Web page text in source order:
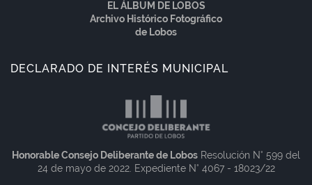
EL ÁLBUM DE LOBOS
Archivo Histórico Fotográfico
de Lobos
DECLARADO DE INTERÉS MUNICIPAL
Honorable Consejo Deliberante de Lobos Resolución N° 599 del
24 de mayo de 2022. Expediente N° 4067 - 18023/22